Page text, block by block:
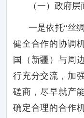
（一）政府层
一是依托“丝
健全合作的协调
国（新疆）与周
行充分交流，加
磋商，尽早就产
确定合理的合作